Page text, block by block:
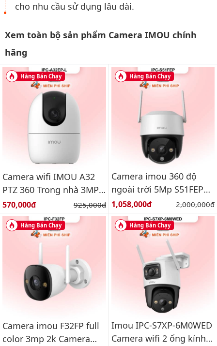
cho nhu cầu sử dụng lâu dài.
Xem toàn bộ sản phẩm Camera IMOU chính
hãng
Hàng Bán Chạy
Camera wifi IMOU A32
PTZ 360 Trong nhà 3MP
IPC-A32EP-L
Giá bán:
570,000đ Giá gốc:
925,000đ
Hàng Bán Chạy
Camera imou 360 độ
ngoài trời 5Mp S51FEP
Báo động, đàm thoại 2
chiều
Giá bán:
1,058,000đ Giá gốc:
2,000,000đ
Hàng Bán Chạy
Camera imou F32FP full
color 3mp 2k Camera
Hàng Bán Chạy
Imou IPC-S7XP-6M0WED
Camera wifi 2 ống kính